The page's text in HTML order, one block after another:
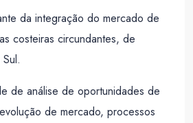
da integração do mercado de
costeiras circundantes, de
de análise de oportunidades de
de mercado, processos